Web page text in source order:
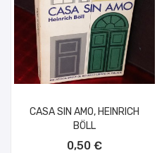
CASA SIN AMO, HEINRICH
BÖLL
0,50 €